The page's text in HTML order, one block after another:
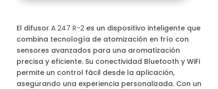
El difusor A 247 R-2es un dispositivo inteligente que
combina tecnología de atomización en frío con
sensores avanzados para una aromatización
precisa y eficiente. Su conectividad Bluetooth y WiFi
permite un control fácil desde la aplicación,
asegurando una experiencia personalizada. Con un